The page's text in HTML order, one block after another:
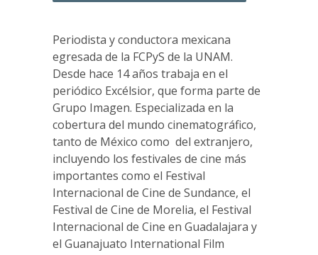
Periodista y conductora mexicana
egresada de la FCPyS de la UNAM.
Desde hace 14 años trabaja en el
periódico Excélsior, que forma parte de
Grupo Imagen. Especializada en la
cobertura del mundo cinematográfico,
tanto de México como del extranjero,
incluyendo los festivales de cine más
importantes como el Festival
Internacional de Cine de Sundance, el
Festival de Cine de Morelia, el Festival
Internacional de Cine en Guadalajara y
el Guanajuato International Film